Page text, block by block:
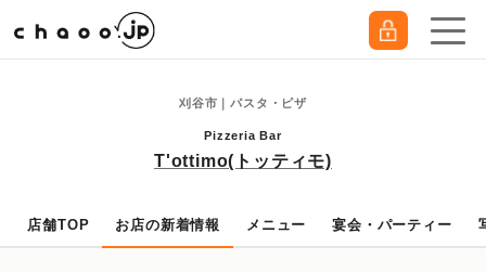
刈谷市｜パスタ・ピザ
Pizzeria Bar
T'ottimo(トッティモ)
店舗TOP お店の新着情報 メニュー 宴会・パーティー